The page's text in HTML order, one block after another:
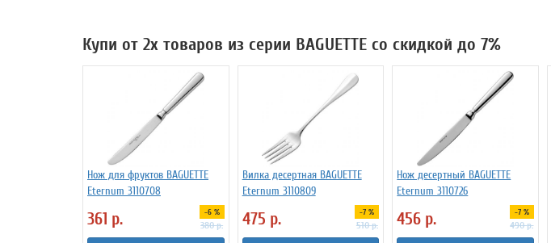
Купи от 2х товаров из серии BAGUETTE со скидкой до 7%
Нож для фруктов BAGUETTE
Eternum 3110708
361 р. -6 %
380р.
Вилка десертная BAGUETTE
Eternum 3110809
475 р. -7 %
510р.
Нож десертный BAGUETTE
Eternum 3110726
456 р. -7 %
490р.